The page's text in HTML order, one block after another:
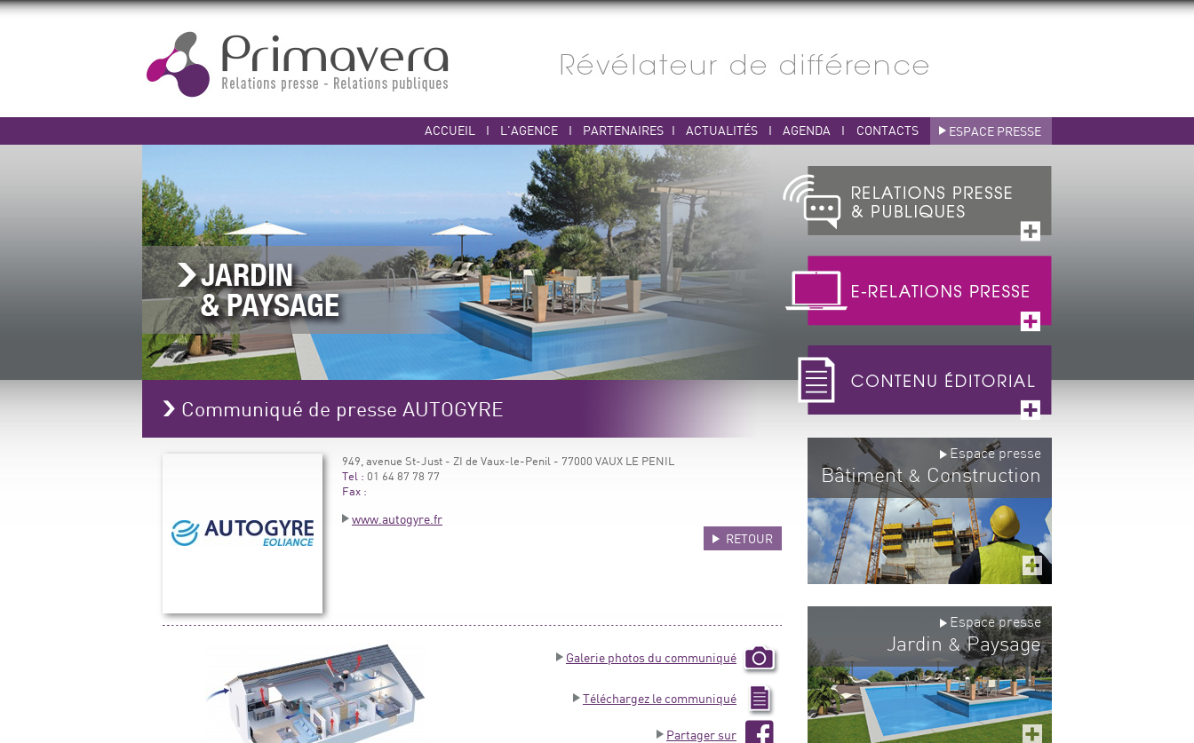
ACCUEIL I L'AGENCE I PARTENAIRES I ACTUALITÉS I AGENDA I CONTACTS ESPACE PRESSE
Communiqué de presse AUTOGYRE
949, avenue St-Just - ZI de Vaux-le-Penil - 77000 VAUX LE PENIL
Tel : 01 64 87 78 77
Fax :
www.autogyre.fr
RETOUR
Galerie photos du communiqué
Téléchargez le communiqué
Partager sur
Espace presse
Bâtiment& Construction
Espace presse
Jardin &Paysage